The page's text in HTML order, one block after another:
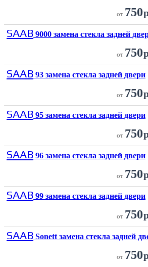
от 750
SAAB 9000 замена стекла задней
от 750
SAAB 93 замена стекла задней двери
от 750
SAAB 95 замена стекла задней двери
от 750
SAAB 96 замена стекла задней двери
от 750
SAAB 99 замена стекла задней двери
от 750
SAAB Sonett замена стекла задней
от 750